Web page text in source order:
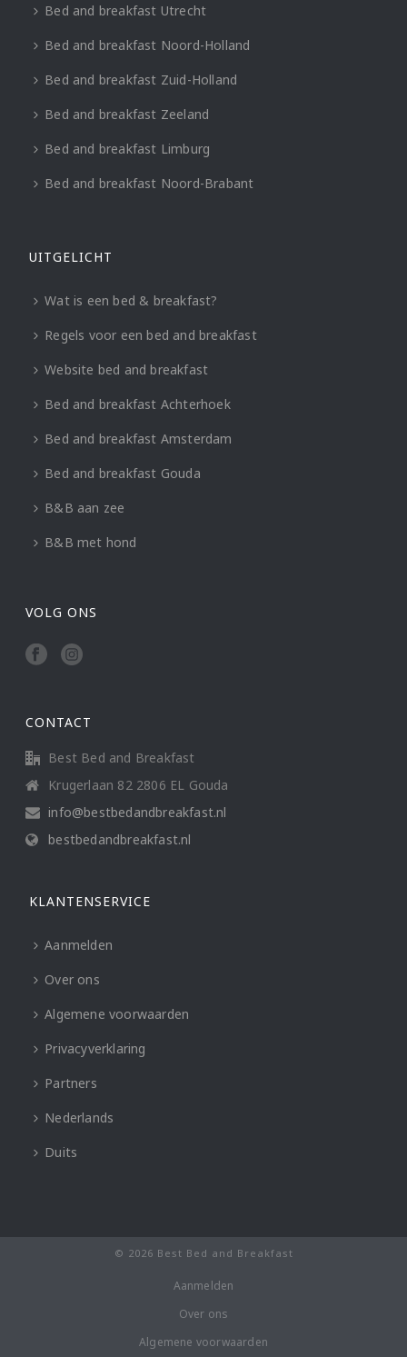
Bed and breakfast Utrecht
Bed and breakfast Noord-Holland
Bed and breakfast Zuid-Holland
Bed and breakfast Zeeland
Bed and breakfast Limburg
Bed and breakfast Noord-Brabant
UITGELICHT
Wat is een bed & breakfast?
Regels voor een bed and breakfast
Website bed and breakfast
Bed and breakfast Achterhoek
Bed and breakfast Amsterdam
Bed and breakfast Gouda
B&B aan zee
B&B met hond
VOLG ONS
CONTACT
Best Bed and Breakfast
Krugerlaan 82 2806 EL Gouda
info@bestbedandbreakfast.nl
bestbedandbreakfast.nl
KLANTENSERVICE
Aanmelden
Over ons
Algemene voorwaarden
Privacyverklaring
Partners
Nederlands
Duits
© 2026 Best Bed and Breakfast
Aanmelden
Over ons
Algemene voorwaarden